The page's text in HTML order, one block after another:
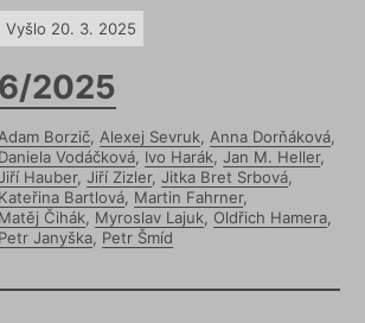
Vyšlo 20. 3. 2025
2025
Borzič, Alexej Sevruk, Anna Dorňáková,
Vodáčková, Ivo Harák, Jan M. Heller,
Hauber, Jiří Zizler, Jitka Bret Srbová,
Bartlová, Martin Fahrner,
Čihák, Myroslav Lajuk, Oldřich Hamera,
Janyška, Petr Šmíd